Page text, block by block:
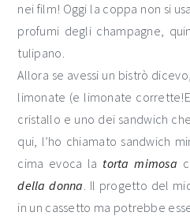
nei film! Oggi la coppa non si
profumi degli champagne,
tulipano.
Allora se avessi un bistrò
limonate (e limonate
cristallo e uno dei sandwich
qui, l’ho chiamato sandwich
cima evoca la torta mimosa
della donna. Il progetto del
in un cassetto ma potrebbe